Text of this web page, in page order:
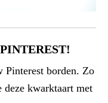
Pinterest borden. Zo
kwarktaart met